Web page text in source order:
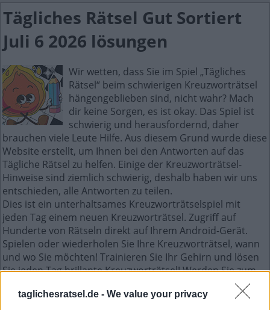
taglichesratsel.de - We value your privacy
Tägliches Rätsel Gut Sortiert
Juli 6 2026 lösungen
Wir wetten, dass Sie im Spiel „Tägliches
Rätsel“ beim schwierigen Kreuzworträtsel
hängengeblieben sind, nicht wahr? Mach
dir keine Sorgen, es ist okay. Das Spiel ist
schwierig und herausfordernd, daher
brauchen viele Leute Hilfe. Aus diesem Grund wurde diese
Website erstellt, um Ihnen bei den Antworten auf das
Tägliche Rätsel zu helfen. Einige der Kreuzworträtsel-
Hinweise sind ziemlich schwierig, deshalb haben wir uns
entschieden, alle Antworten zu teilen.
Dies ist ein unterhaltsames Kreuzworträtselspiel mit
jeden Tag einem neuen Kreuzworträtsel. Zugriff auf
Hunderte von Rätseln direkt auf Ihrem Android-Gerät.
Spielen oder wiederholen Sie Ihre Kreuzworträtsel, wann
und wo Sie möchten! Trainieren Sie Ihr Gehirn und lösen
Sie jeden Tag brillante Kreuzworträtsel! Werden Sie zum
Meister im Kreuzworträtsel-Lösen und haben Sie jede
Menge Spaß – und das alles kostenlos!